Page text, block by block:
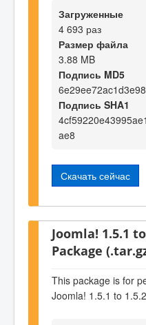
Загруженные
4 693 раз
Размер файла
3.88 MB
Подпись MD5
Подпись SHA1
ae8
Скачать сейчас
Joomla! 1.5.1
Package
This package is for
Joomla! 1.5.1 to